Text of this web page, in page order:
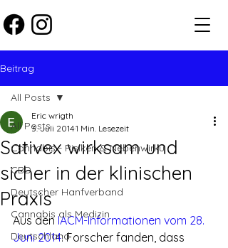
Beitrag
All Posts
Cannabis - Risiken & Nebenwirku
CBD
Deutscher Hanfverband
Cannabis als Medizin
Deutschland
All Posts
Sativex wirksam und
sicher in der klinischen
Praxis
Eric wrigth
3. Juli 20141 Min. Lesezeit
Aus den IACM-Informationen vom 28.
Juni 2014: Forscher fanden, dass